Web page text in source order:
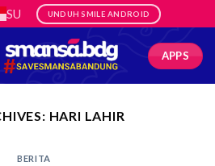
SU UNDUH SMILE ANDROID
APPS
HARI LAHIR
BERITA